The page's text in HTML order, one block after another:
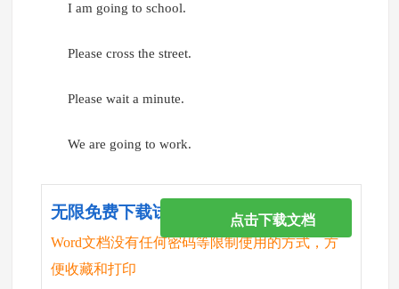
I am going to school.
Please cross the street.
Please wait a minute.
We are going to work.
无限免费下载试卷
Word文档没有任何密码等限制使用的方式，方
便收藏和打印
点击下载文档